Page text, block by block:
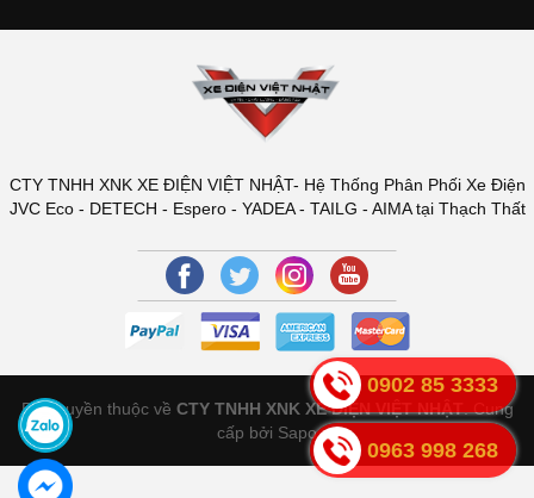
CTY TNHH XNK XE ĐIỆN VIỆT NHẬT- Hệ Thống Phân Phối Xe Điện
JVC Eco - DETECH - Espero - YADEA - TAILG - AIMA tại Thạch Thất
Bản quyền thuộc về CTY TNHH XNK XE ĐIỆN VIỆT NHẬT.Cung
cấp bởi Sapo
0902 85 3333
0963 998 268